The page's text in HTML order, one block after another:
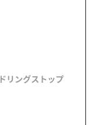
リングストップ